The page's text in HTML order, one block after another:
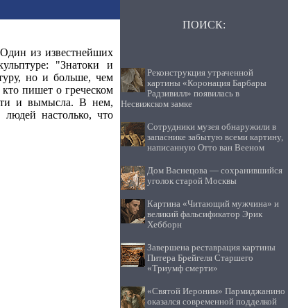
из известнейших
"Знатоки и
но и больше, чем
пишет о греческом
и вымысла. В нем,
настолько, что
ПОИСК:
Реконструкция утраченной
картины «Коронация Барбары
Радзивилл» появилась в
Несвижском замке
Cотрудники музея обнаружили в
запаснике забытую всеми картину,
написанную Отто ван Вееном
Дом Васнецова — сохранившийся
уголок старой Москвы
Картина «Читающий мужчина» и
великий фальсификатор Эрик
Хебборн
Завершена реставрация картины
Питера Брейгеля Старшего
«Триумф смерти»
«Святой Иероним» Пармиджанино
оказался современной подделкой